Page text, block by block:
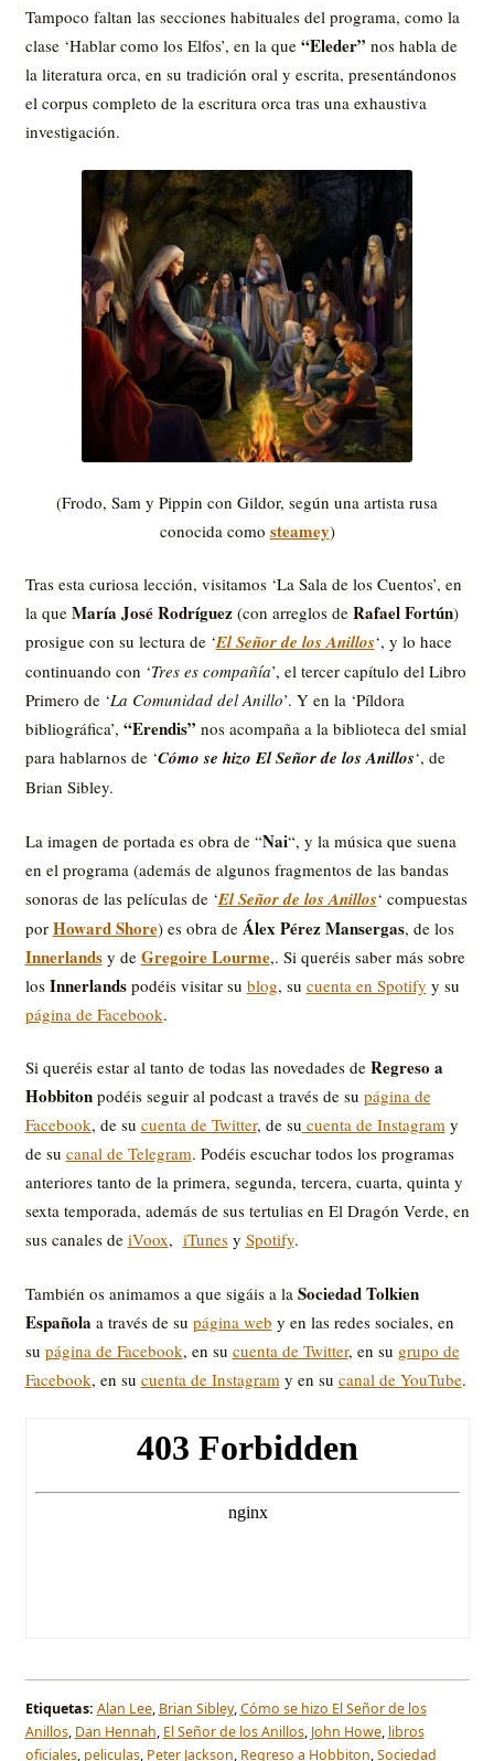
Tampoco faltan las secciones habituales del programa, como la
clase ‘Hablar como los Elfos’, en la que “Eleder” nos habla de
la literatura orca, en su tradición oral y escrita, presentándonos
el corpus completo de la escritura orca tras una exhaustiva
investigación.
(Frodo, Sam y Pippin con Gildor, según una artista rusa
conocida como steamey)
Tras esta curiosa lección, visitamos ‘La Sala de los Cuentos’, en
la que María José Rodríguez(con arreglos de Rafael Fortún)
prosigue con su lectura de ‘El Señor de los Anillos‘, y lo hace
continuando con ‘Tres es compañía’, el tercer capítulo del Libro
Primero de ‘La Comunidad del Anillo’. Y en la ‘Píldora
bibliográfica’, “Erendis” nos acompaña a la biblioteca del smial
para hablarnos de ‘Cómo se hizo El Señor de los Anillos‘, de
Brian Sibley.
La imagen de portada es obra de “Nai“, y la música que suena
en el programa (además de algunos fragmentos de las bandas
sonoras de las películas de ‘El Señor de los Anillos‘ compuestas
por Howard Shore) es obra de Álex Pérez Mansergas, de los
Innerlandsy de Gregoire Lourme,. Si queréis saber más sobre
los Innerlandspodéis visitar su blog, su cuenta en Spotify y su
página de Facebook.
Si queréis estar al tanto de todas las novedades de Regreso a
Hobbitonpodéis seguir al podcast a través de su página de
Facebook, de su cuenta de Twitter, de su cuenta de Instagramy
de su canal de Telegram. Podéis escuchar todos los programas
anteriores tanto de la primera, segunda, tercera, cuarta, quinta y
sexta temporada, además de sus tertulias en El Dragón Verde, en
sus canales de iVoox, iTunesy Spotify.
También os animamos a que sigáis a la Sociedad Tolkien
Española a través de su página web y en las redes sociales, en
su página de Facebook, en su cuenta de Twitter, en su grupo de
Facebook, en su cuenta de Instagram y en su canal de YouTube.
Etiquetas: Alan Lee, Brian Sibley,Cómo se hizo El Señor de los
Anillos, Dan Hennah, El Señor de los Anillos, John Howe, libros
oficiales, peliculas, Peter Jackson, Regreso a Hobbiton,Sociedad